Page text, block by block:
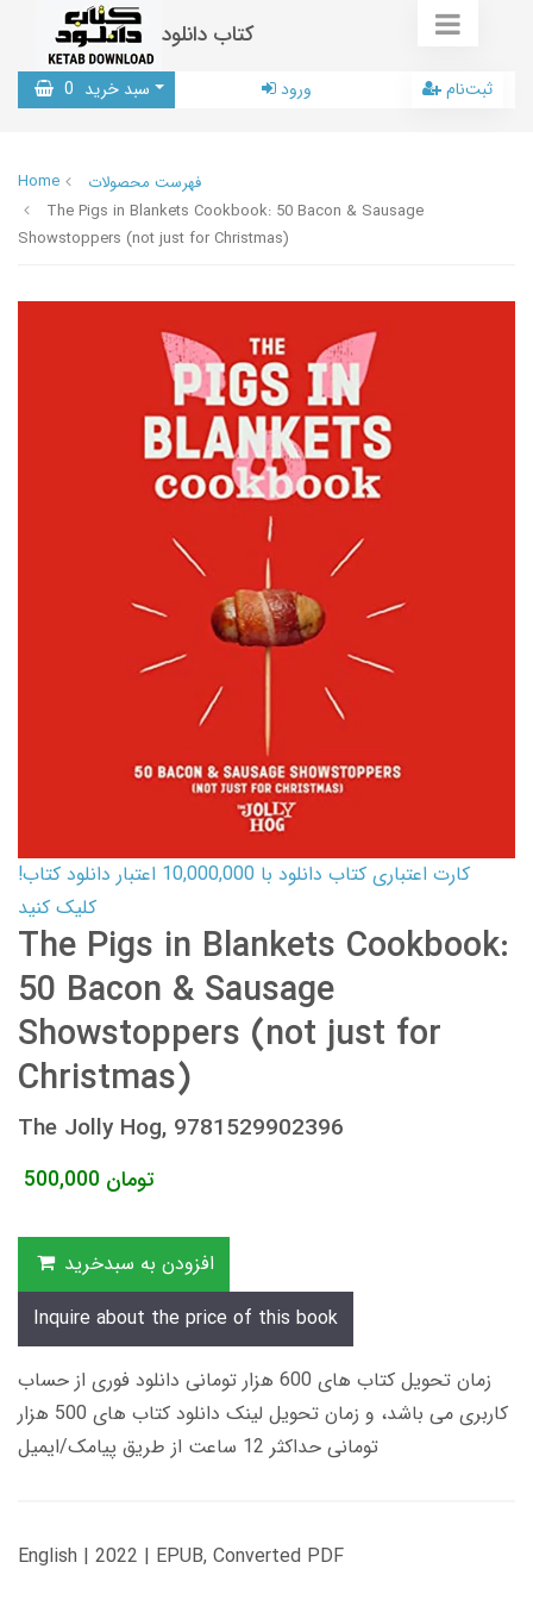
کتاب دانلود
سبد خرید 0 ورود ثبت‌نام
Home
فهرست محصولات
The Pigs in Blankets Cookbook: 50 Bacon & Sausage
Showstoppers (not just for Christmas)
کارت اعتباری کتاب دانلود با 10,000,000 اعتبار دانلود کتاب!
کلیک کنید
The Pigs in Blankets Cookbook:
50 Bacon & Sausage
Showstoppers (not just for
Christmas)
The Jolly Hog, 9781529902396
500,000 تومان
افزودن به سبدخرید
Inquire about the price of this book
زمان تحویل کتاب های 600 هزار تومانی دانلود فوری از حساب
کاربری می باشد، و زمان تحویل لینک دانلود کتاب های 500 هزار
تومانی حداکثر 12 ساعت از طریق پیامک/ایمیل
English | 2022 | EPUB, Converted PDF